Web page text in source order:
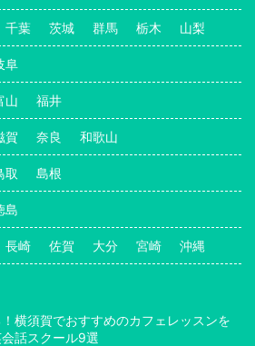
千葉 茨城 群馬 栃木 山梨
阜
山 福井
賀 奈良 和歌山
取 島根
島
長崎 佐賀 大分 宮崎 沖縄
横須賀でおすすめのカフェレッスンを
話スクール9選